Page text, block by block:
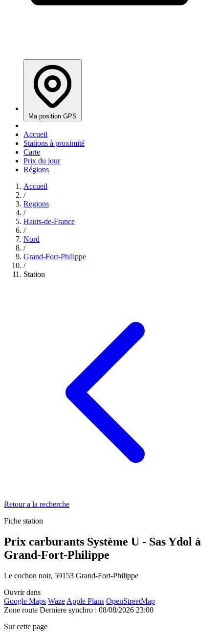
Ma position GPS
Accueil
Stations à proximité
Carte
Prix du jour
Régions
Accueil
/
Regions
/
Hauts-de-France
/
Nord
/
Grand-Fort-Philippe
/
Station
Retour a la recherche
Fiche station
Prix carburants Système U - Sas Ydol à
Grand-Fort-Philippe
Le cochon noir, 59153 Grand-Fort-Philippe
Ouvrir dans
Google Maps Waze Apple Plans OpenStreetMap
Zone route Derniere synchro : 08/08/2026 23:00
Sur cette page